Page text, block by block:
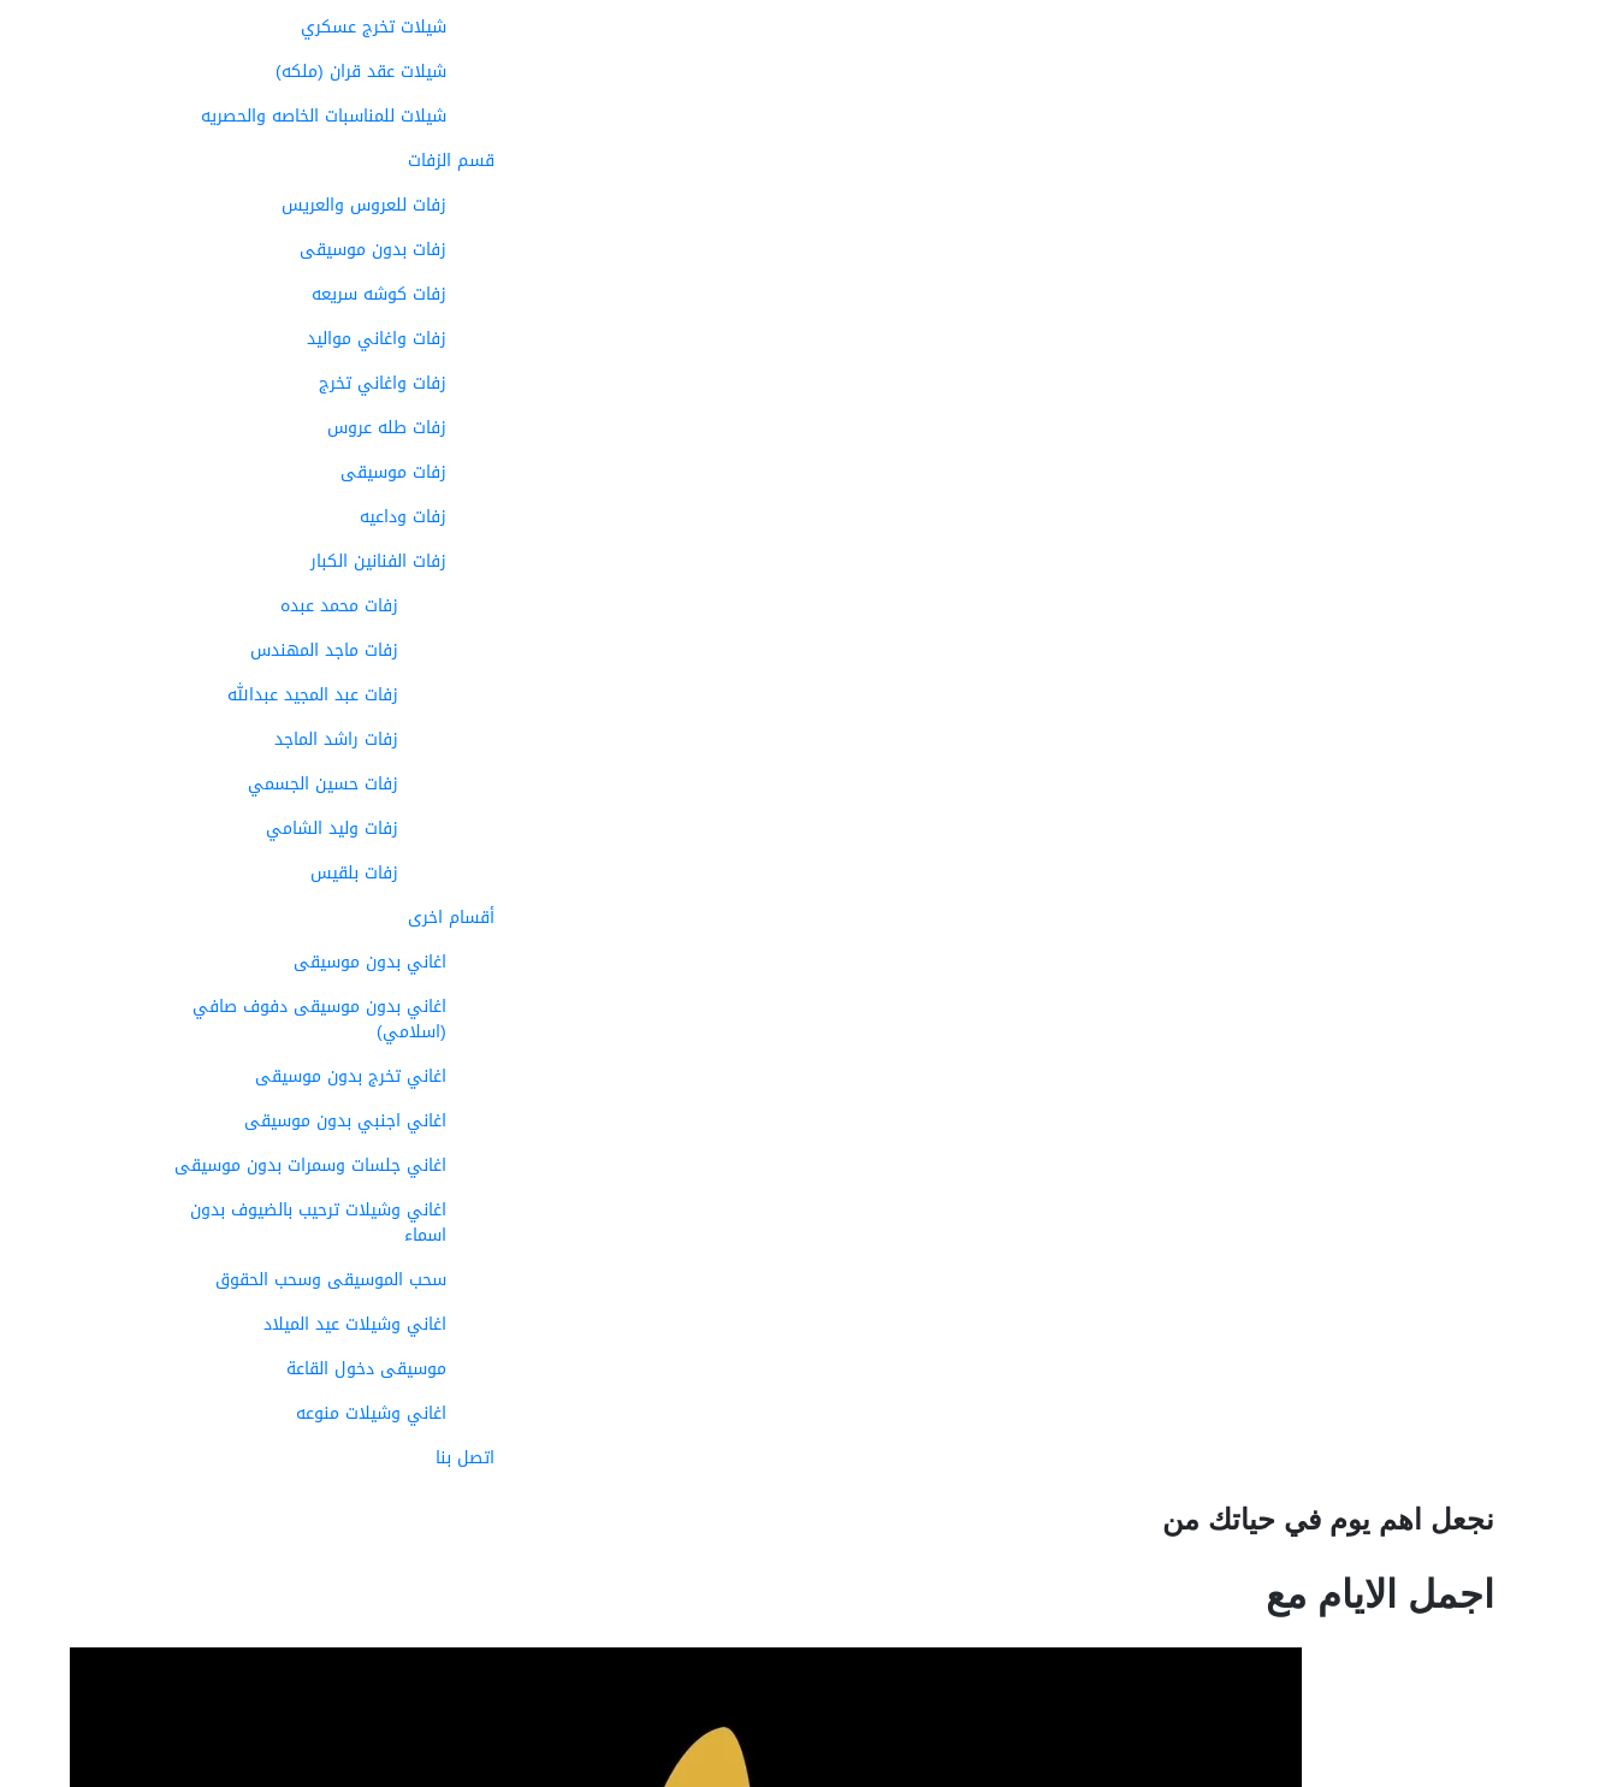
شيلات تخرج عسكري
شيلات عقد قران (ملكه)
شيلات للمناسبات الخاصه والحصريه
قسم الزفات
زفات للعروس والعريس
زفات بدون موسيقى
زفات كوشه سريعه
زفات واغاني مواليد
زفات واغاني تخرج
زفات طله عروس
زفات موسيقى
زفات وداعيه
زفات الفنانين الكبار
زفات محمد عبده
زفات ماجد المهندس
زفات عبد المجيد عبدالله
زفات راشد الماجد
زفات حسين الجسمي
زفات وليد الشامي
زفات بلقيس
أقسام اخرى
اغاني بدون موسيقى
اغاني بدون موسيقى دفوف صافي
(اسلامي)
اغاني تخرج بدون موسيقى
اغاني اجنبي بدون موسيقى
اغاني جلسات وسمرات بدون موسيقى
اغاني وشيلات ترحيب بالضيوف بدون
اسماء
سحب الموسيقى وسحب الحقوق
اغاني وشيلات عيد الميلاد
موسيقى دخول القاعة
اغاني وشيلات منوعه
اتصل بنا
نجعل اهم يوم في حياتك من
اجمل الايام مع